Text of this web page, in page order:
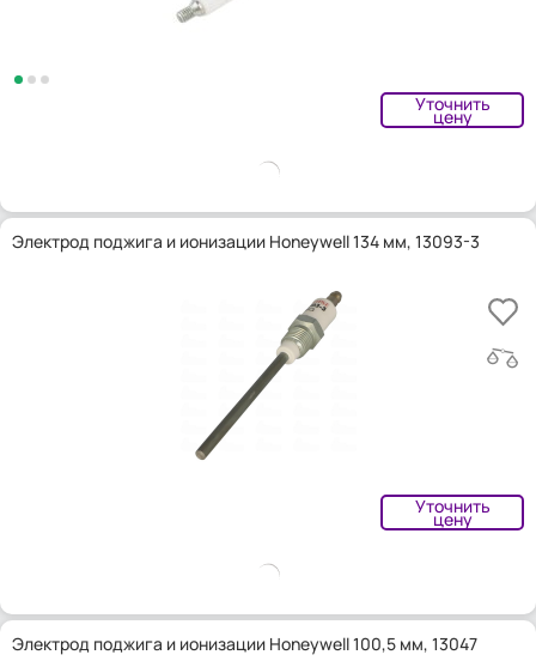
Уточнить
цену
Электрод поджига и ионизации Honeywell 134 мм, 13093-3
Уточнить
цену
Электрод поджига и ионизации Honeywell 100,5 мм, 13047